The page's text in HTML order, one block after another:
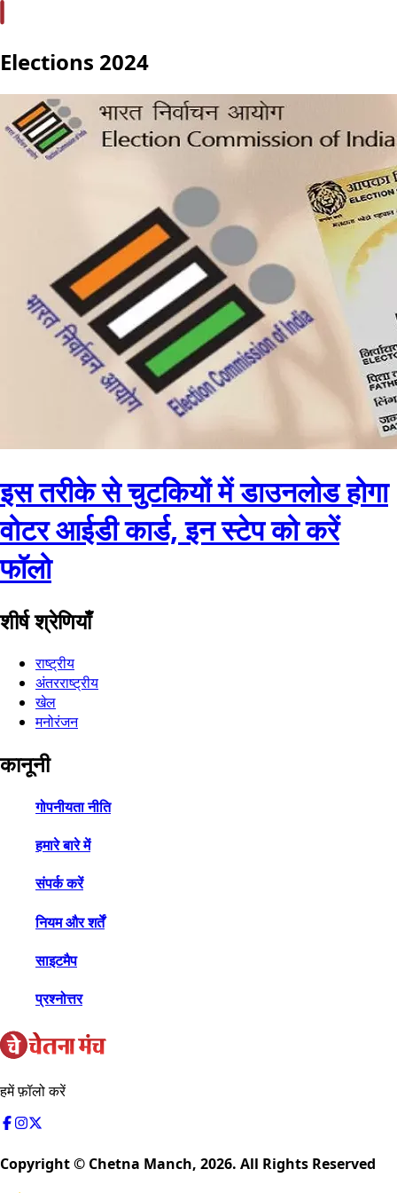
Elections 2024
इस तरीके से चुटकियों में डाउनलोड होगा
वोटर आईडी कार्ड, इन स्टेप को करें
फॉलो
शीर्ष श्रेणियाँ
राष्ट्रीय
अंतरराष्ट्रीय
खेल
मनोरंजन
कानूनी
गोपनीयता नीति
हमारे बारे में
संपर्क करें
नियम और शर्तें
साइटमैप
प्रश्नोत्तर
हमें फ़ॉलो करें
Copyright © Chetna Manch, 2026. All Rights Reserved